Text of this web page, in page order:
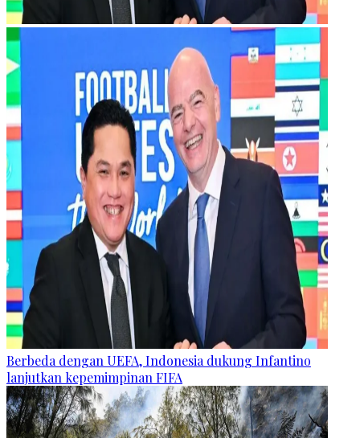
Berbeda dengan UEFA, Indonesia dukung Infantino
lanjutkan kepemimpinan FIFA